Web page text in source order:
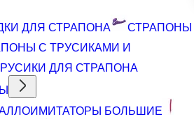
ДЛЯ СТРАПОНА
СТРАПОНЫ
С ТРУСИКАМИ И
ДЛЯ СТРАПОНА
БОЛЬШИЕ